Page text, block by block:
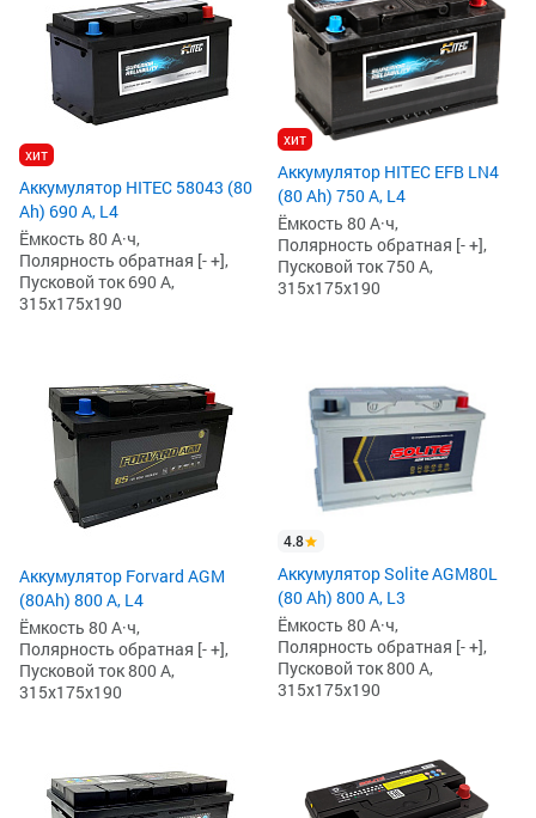
хит
Аккумулятор HITEC 58043 (80
Ah) 690 А, L4
Ёмкость 80 А·ч,
Полярность обратная [- +],
Пусковой ток 690 А,
315x175x190
хит
Аккумулятор HITEC EFB LN4
(80 Ah) 750 А, L4
Ёмкость 80 А·ч,
Полярность обратная [- +],
Пусковой ток 750 А,
315x175x190
Аккумулятор Forvard AGM
(80Ah) 800 А, L4
Ёмкость 80 А·ч,
Полярность обратная [- +],
Пусковой ток 800 А,
315x175x190
4.8
Аккумулятор Solite AGM80L
(80 Ah) 800 А, L3
Ёмкость 80 А·ч,
Полярность обратная [- +],
Пусковой ток 800 А,
315x175x190